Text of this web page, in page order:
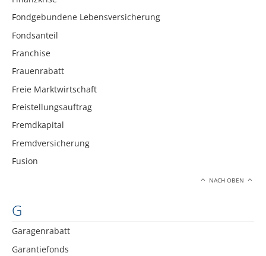
Fondgebundene Lebensversicherung
Fondsanteil
Franchise
Frauenrabatt
Freie Marktwirtschaft
Freistellungsauftrag
Fremdkapital
Fremdversicherung
Fusion
NACH OBEN
G
Garagenrabatt
Garantiefonds